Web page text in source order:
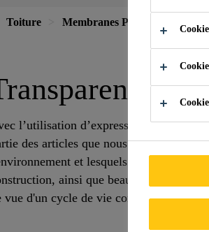
Toiture Membranes PVC
l’utilisation d’expressions telles
des articles que nous achetons de
et lesquels ne font
ainsi que beaucoup
vue d'un cycle de vie complet (cradle-